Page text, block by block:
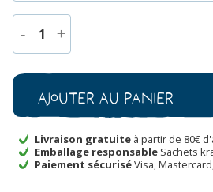
- 1 +
de
Tournesol
Teddy
Bio
Ajouter au panier
Livraison gratuite à partir de 80€
Emballage responsable Sachets
Paiement sécuriséVisa,